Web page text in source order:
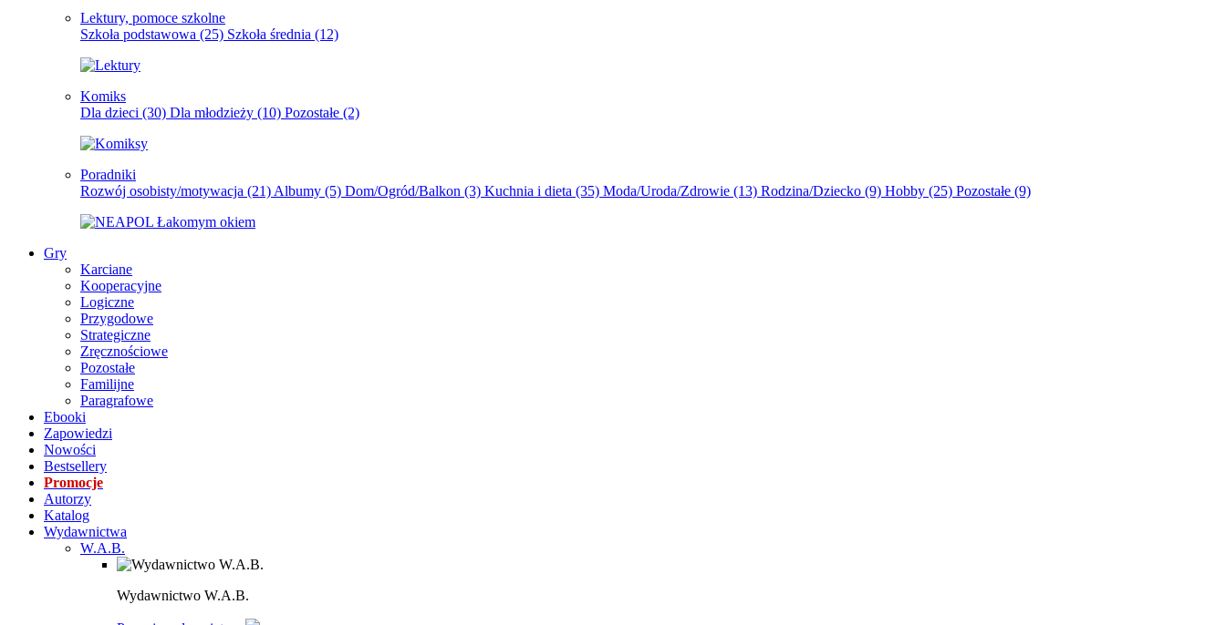
Lektury, pomoce szkolne
Szkoła podstawowa (25) Szkoła średnia (12)
Komiks
Dla dzieci (30) Dla młodzieży (10) Pozostałe (2)
Poradniki
Rozwój osobisty/motywacja (21) Albumy (5) Dom/Ogród/Balkon (3) Kuchnia i dieta (35) Moda/Uroda/Zdrowie (13) Rodzina/Dziecko (9) Hobby (25) Pozostałe (9)
Gry
Karciane
Kooperacyjne
Logiczne
Przygodowe
Strategiczne
Zręcznościowe
Pozostałe
Familijne
Paragrafowe
Ebooki
Zapowiedzi
Nowości
Bestsellery
Promocje
Autorzy
Katalog
Wydawnictwa
W.A.B.
Wydawnictwo W.A.B.